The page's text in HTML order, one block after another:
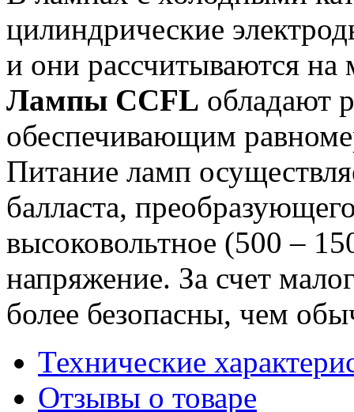
цилиндрические
и они рассчитываются
Лампы CCFL обладают
обеспечивающим
Питание ламп
балласта,
высоковольтное (500 –
напряжение. За счет
более безопасны, чем
Технические
Отзывы о товаре